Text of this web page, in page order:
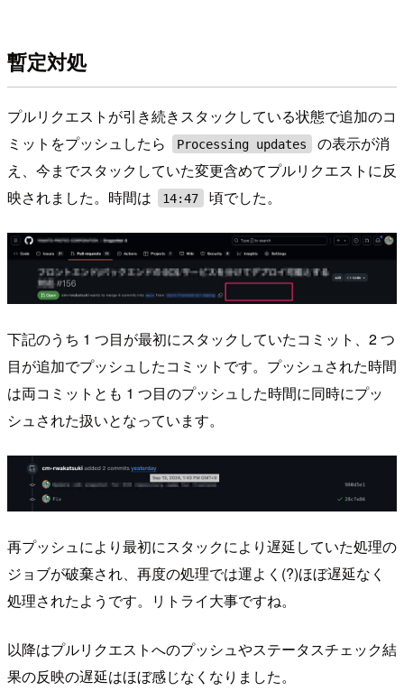
暫定対処
プルリクエストが引き続きスタックしている状態で追加のコ
ミットをプッシュしたら
Processing updates
の表示が消
え、今までスタックしていた変更含めてプルリクエストに反
映されました。時間は
14:47 頃でした。
下記のうち 1 つ目が最初にスタックしていたコミット、2 つ
目が追加でプッシュしたコミットです。プッシュされた時間
は両コミットとも 1 つ目のプッシュした時間に同時にプッ
シュされた扱いとなっています。
再プッシュにより最初にスタックにより遅延していた処理の
ジョブが破棄され、再度の処理では運よく(?)ほぼ遅延なく
処理されたようです。リトライ大事ですね。
以降はプルリクエストへのプッシュやステータスチェック結
果の反映の遅延はほぼ感じなくなりました。